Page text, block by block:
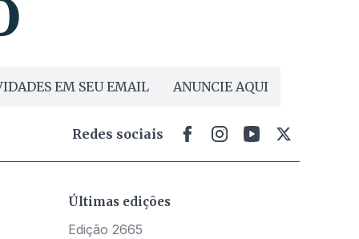
EM SEU EMAIL ANUNCIE AQUI
Redes sociais
Últimas edições
Edição 2665